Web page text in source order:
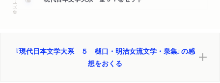
『現代日本文学大系 ５ 樋口・明治女流文学・泉集』の感
想をおくる